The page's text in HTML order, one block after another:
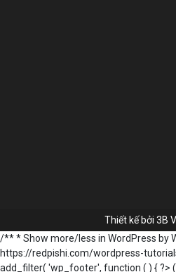
Thiết kế bởi 3B
/** * Show more/less in WordPress by
https://redpishi.com/wordpress-
add_filter( 'wp_footer', function ( ) { ?>